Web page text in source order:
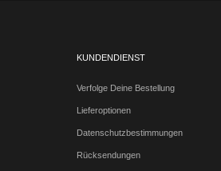
KUNDENDIENST
Verfolge Deine Bestellung
Lieferoptionen
Datenschutzbestimmungen
Rücksendungen